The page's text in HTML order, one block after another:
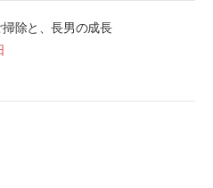
除と、長男の成長